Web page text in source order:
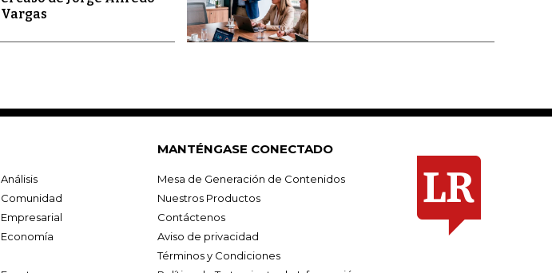
Vargas
Análisis
Comunidad
Empresarial
Economía
MANTÉNGASE CONECTADO
Mesa de Generación de Contenidos
Nuestros Productos
Contáctenos
Aviso de privacidad
Términos y Condiciones